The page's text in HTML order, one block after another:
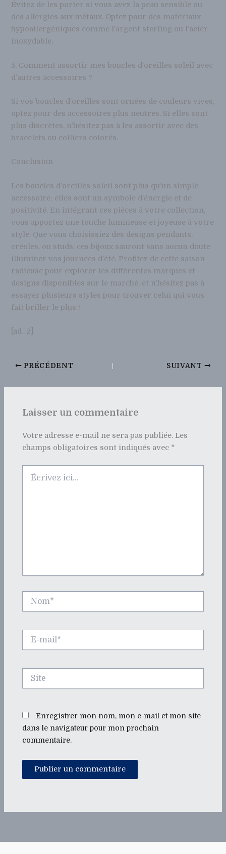
Évitez de les porter si vous avez la peau sensible ou
des allergies aux métaux. Optez pour des matériaux
hypoallergéniques comme l’argent sterling ou l’acier
inoxydable.
5. Comment assortir mes boucles d’oreilles soleil avec
d’autres accessoires ?
Si vos boucles d’oreilles sont ornées de couleurs vives,
optez pour des accessoires plus neutres. Si elles sont
plus discrètes, n’hésitez pas à les assortir avec des
bracelets ou colliers colorés.
Conclusion
Les boucles d’oreilles soleil sont plus qu’un simple
accessoire; elles sont un symbole d’énergie et de
positivité. En intégrant ces pièces à votre collection,
vous apportez une touche lumineuse et joyeuse à votre
style. Que vous choisissiez des designs pendants,
créoles, ou studs, ces bijoux sauront sans aucun doute
illuminer vos journées d’été. Profitez de cette saison
radieuse pour explorer les différentes marques et
designs disponibles sur le marché, et n’hésitez pas à
essayer plusieurs styles pour trouver celui qui vous
fait briller le plus !
[ad_2]
PRÉCÉDENT SUIVANT
Laisser un commentaire
Votre adresse e-mail ne sera pas publiée. Les
champs obligatoires sont indiqués avec *
ici…
Nom*
mail*
Enregistrer mon nom, mon e-mail et mon site
dans le navigateur pour mon prochain
commentaire.